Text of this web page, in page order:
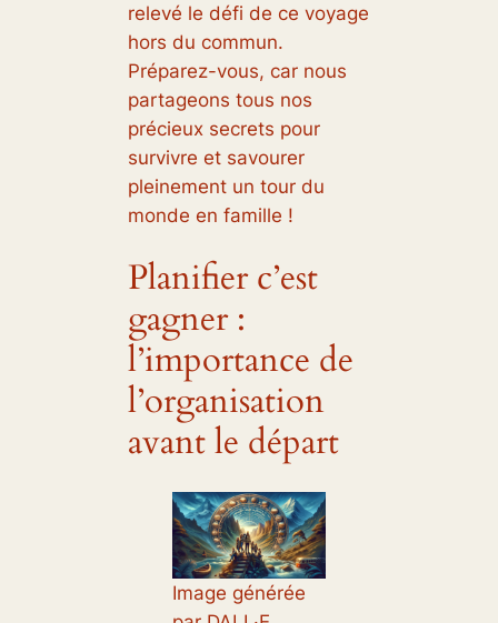
relevé le défi de ce voyage
hors du commun.
Préparez-vous, car nous
partageons tous nos
précieux secrets pour
survivre et savourer
pleinement un tour du
monde en famille !
Planifier c’est
gagner :
l’importance de
l’organisation
avant le départ
Image générée